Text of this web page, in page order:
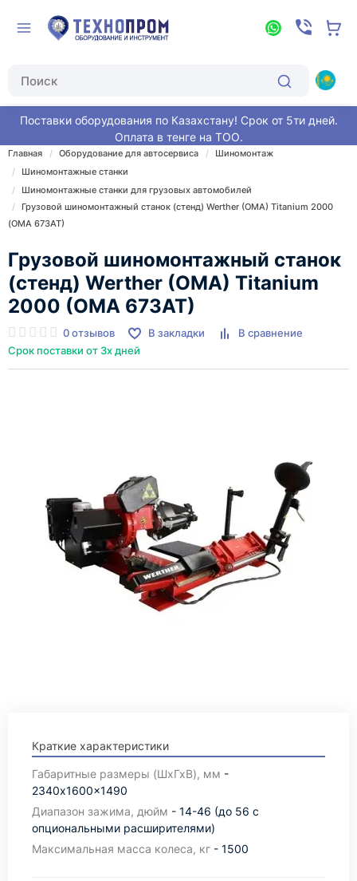
Поставки оборудования по Казахстану! Срок от 5ти дней.
Оплата в тенге на ТОО.
Главная Оборудование для автосервиса
Шиномонтаж
Шиномонтажные станки
Шиномонтажные станки для грузовых автомобилей
Грузовой шиномонтажный станок (стенд) Werther (OMA) Titanium 2000
(OMA 673AT)
Грузовой шиномонтажный станок
(стенд) Werther (OMA) Titanium
2000 (OMA 673AT)
0 отзывов В закладки
В сравнение
Срок поставки от 3х дней
Краткие характеристики
Габаритные размеры (ШхГхВ), мм -
2340x1600x1490
Диапазон зажима, дюйм - 14-46 (до 56 с
опциональными расширителями)
Максимальная масса колеса, кг - 1500